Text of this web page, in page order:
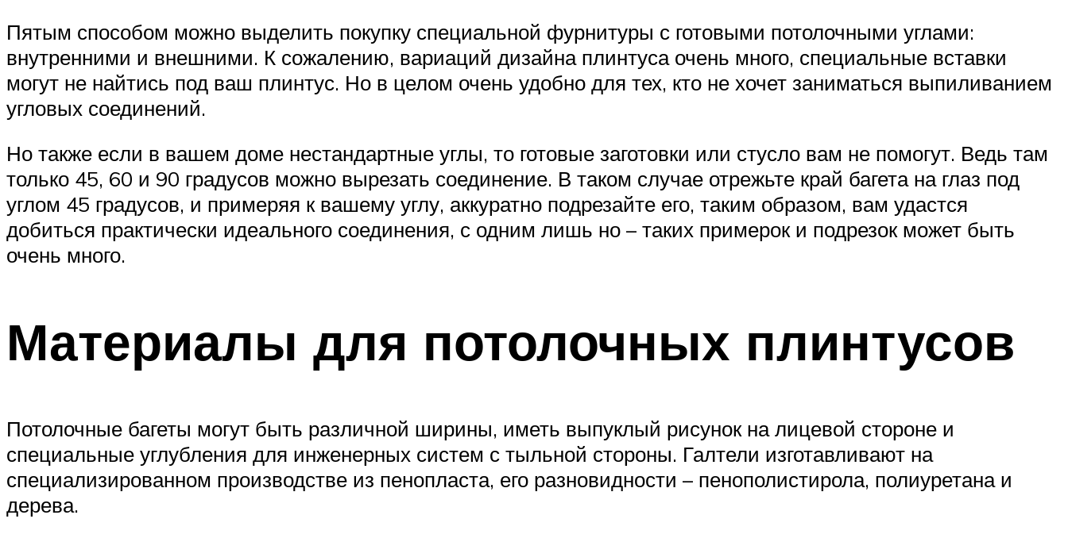
Пятым способом можно выделить покупку специальной фурнитуры с готовыми потолочными углами:
внутренними и внешними. К сожалению, вариаций дизайна плинтуса очень много, специальные вставки
могут не найтись под ваш плинтус. Но в целом очень удобно для тех, кто не хочет заниматься выпиливанием
угловых соединений.
Но также если в вашем доме нестандартные углы, то готовые заготовки или стусло вам не помогут. Ведь там
только 45, 60 и 90 градусов можно вырезать соединение. В таком случае отрежьте край багета на глаз под
углом 45 градусов, и примеряя к вашему углу, аккуратно подрезайте его, таким образом, вам удастся
добиться практически идеального соединения, с одним лишь но – таких примерок и подрезок может быть
очень много.
Материалы для потолочных плинтусов
Потолочные багеты могут быть различной ширины, иметь выпуклый рисунок на лицевой стороне и
специальные углубления для инженерных систем с тыльной стороны. Галтели изготавливают на
специализированном производстве из пенопласта, его разновидности – пенополистирола, полиуретана и
дерева.